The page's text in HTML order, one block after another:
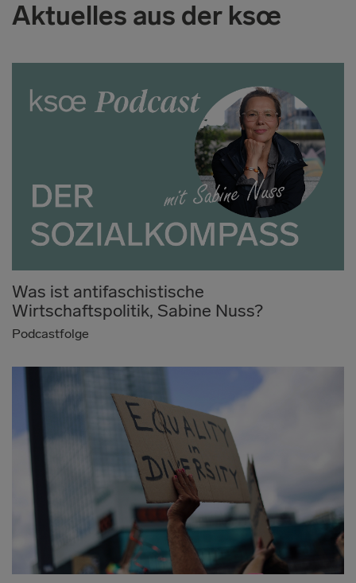
Aktuelles aus der ksœ
Was ist antifaschistische
Wirtschaftspolitik, Sabine Nuss?
Podcastfolge